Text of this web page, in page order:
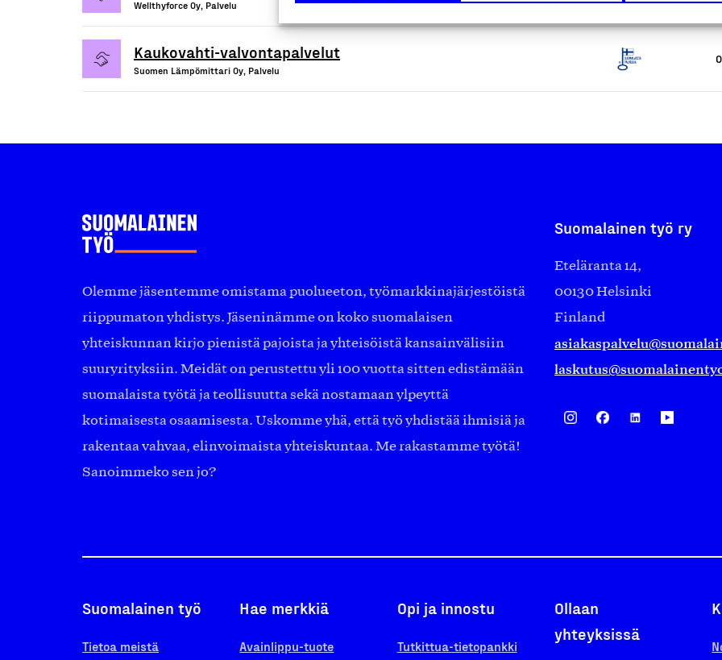
Wellthyforce Oy, Palvelu
Kaukovahti-valvontapalvelut
Suomen Lämpömittari Oy, Palvelu
Olemme jäsentemme omistama puolueeton, työmarkkinajärjestöistä
riippumaton yhdistys. Jäseninämme on koko suomalaisen
yhteiskunnan kirjo pienistä pajoista ja yhteisöistä kansainvälisiin
suuryrityksiin. Meidät on perustettu yli 100 vuotta sitten edistämään
suomalaista työtä ja teollisuutta sekä nostamaan ylpeyttä
kotimaisesta osaamisesta. Uskomme yhä, että työ yhdistää ihmisiä ja
rakentaa vahvaa, elinvoimaista yhteiskuntaa. Me rakastamme työtä!
Sanoimmeko sen jo?
Suomalainen työ ry
Eteläranta 14,
00130 Helsinki
Finland
Suomalainen työ
Tietoa meistä
Hae merkkiä
Avainlippu-tuote
Opi ja innostu
Tutkittua-tietopankki
Ollaan
yhteyksissä